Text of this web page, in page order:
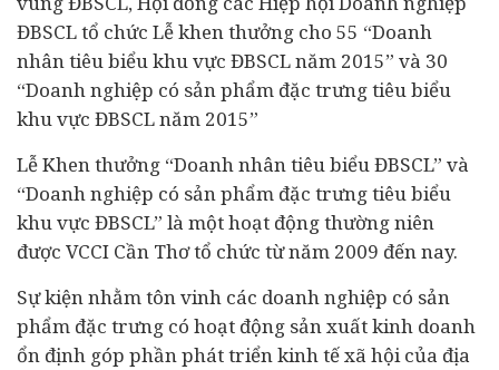
ĐBSCL tổ chức Lễ khen thưởng cho 55 “Doanh
nhântiêu biểu khu vực ĐBSCL năm 2015” và 30
“Doanh nghiệp có sản phẩm đặc trưng tiêu biểu
khu vực ĐBSCL năm 2015”
Lễ Khen thưởng “Doanh nhân tiêu biểu ĐBSCL” và
“Doanh nghiệp có sản phẩm đặc trưng tiêu biểu
khu vực ĐBSCL” là một hoạt động thường niên
được VCCI Cần Thơ tổ chức từ năm 2009 đến nay.
Sự kiện nhằm tôn vinh các doanh nghiệp có sản
phẩm đặc trưng có hoạt động sản xuất kinh doanh
ổn định góp phần phát triểnkinh tếxã hội của địa